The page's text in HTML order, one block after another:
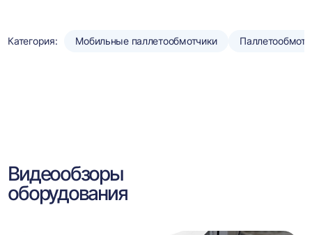
Категория: Мобильные паллетообмотчики
Видеообзоры
оборудования